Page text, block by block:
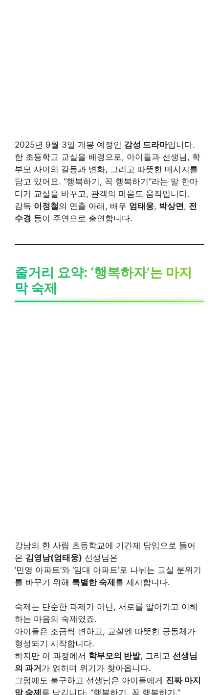
2025년 9월 3일 개봉 예정인 감성 드라마입니다.
한 초등학교 교실을 배경으로, 아이들과 선생님, 학
부모 사이의 갈등과 변화, 그리고 따뜻한 메시지를
담고 있어요. “행복하기, 꼭 행복하기”라는 말 한마
디가 교실을 바꾸고, 관객의 마음도 움직입니다.
감독 이정철의 연출 아래, 배우 엄태웅, 박상면, 전
수경 등이 주연으로 출연합니다.
줄거리 요약: ‘행복하자’는 마지
막 숙제
강남의 한 사립 초등학교에 기간제 담임으로 들어
온 김영남(엄태웅) 선생님은
‘민영 아파트’와 ‘임대 아파트’로 나뉘는 교실 분위기
를 바꾸기 위해 특별한 숙제를 제시합니다.
숙제는 단순한 과제가 아닌, 서로를 알아가고 이해
하는 마음의 숙제였죠.
아이들은 조금씩 변하고, 교실엔 따뜻한 공동체가
형성되기 시작합니다.
하지만 이 과정에서 학부모의 반발, 그리고 선생님
의 과거 가 얽히며 위기가 찾아옵니다.
그럼에도 불구하고 선생님은 아이들에게 진짜 마지
막 숙제 를 남깁니다. “행복하기, 꼭 행복하기.”